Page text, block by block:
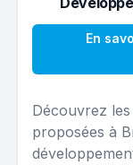
En
Découvrez
proposées à